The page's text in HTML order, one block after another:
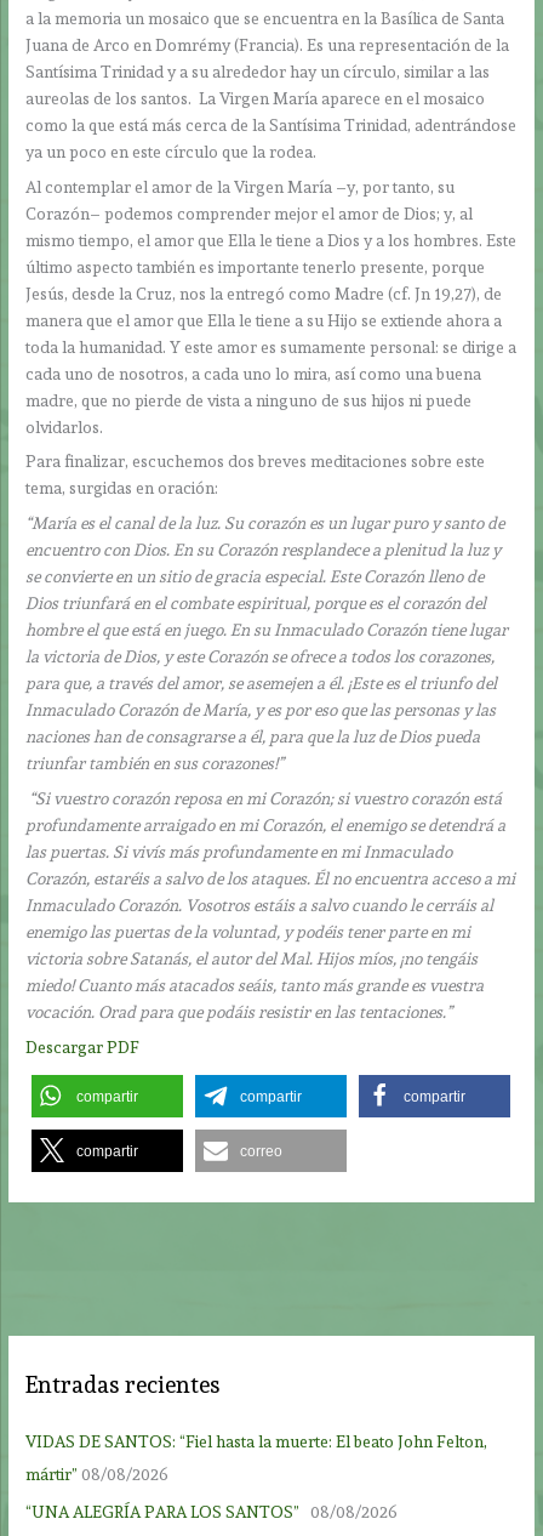
a la memoria un mosaico que se encuentra en la Basílica de Santa
Juana de Arco en Domrémy (Francia). Es una representación de la
Santísima Trinidad y a su alrededor hay un círculo, similar a las
aureolas de los santos. La Virgen María aparece en el mosaico
como la que está más cerca de la Santísima Trinidad, adentrándose
ya un poco en este círculo que la rodea.
Al contemplar el amor de la Virgen María –y, por tanto, su
Corazón– podemos comprender mejor el amor de Dios; y, al
mismo tiempo, el amor que Ella le tiene a Dios y a los hombres. Este
último aspecto también es importante tenerlo presente, porque
Jesús, desde la Cruz, nos la entregó como Madre (cf. Jn 19,27), de
manera que el amor que Ella le tiene a su Hijo se extiende ahora a
toda la humanidad. Y este amor es sumamente personal: se dirige a
cada uno de nosotros, a cada uno lo mira, así como una buena
madre, que no pierde de vista a ninguno de sus hijos ni puede
olvidarlos.
Para finalizar, escuchemos dos breves meditaciones sobre este
tema, surgidas en oración:
“María es el canal de la luz. Su corazón es un lugar puro y santo de
encuentro con Dios. En su Corazón resplandece a plenitud la luz y
se convierte en un sitio de gracia especial. Este Corazón lleno de
Dios triunfará en el combate espiritual, porque es el corazón del
hombre el que está en juego. En su Inmaculado Corazón tiene lugar
la victoria de Dios, y este Corazón se ofrece a todos los corazones,
para que, a través del amor, se asemejen a él. ¡Este es el triunfo del
Inmaculado Corazón de María, y es por eso que las personas y las
naciones han de consagrarse a él, para que la luz de Dios pueda
triunfar también en sus corazones!”
“Si vuestro corazón reposa en mi Corazón; si vuestro corazón está
profundamente arraigado en mi Corazón, el enemigo se detendrá a
las puertas. Si vivís más profundamente en mi Inmaculado
Corazón, estaréis a salvo de los ataques. Él no encuentra acceso a mi
Inmaculado Corazón. Vosotros estáis a salvo cuando le cerráis al
enemigo las puertas de la voluntad, y podéis tener parte en mi
victoria sobre Satanás, el autor del Mal. Hijos míos, ¡no tengáis
miedo! Cuanto más atacados seáis, tanto más grande es vuestra
vocación. Orad para que podáis resistir en las tentaciones.”
Descargar PDF
compartir compartir compartir
compartir correo
Entradas recientes
VIDAS DE SANTOS: “Fiel hasta la muerte: El beato John Felton,
mártir” 08/08/2026
“UNA ALEGRÍA PARA LOS SANTOS”
08/08/2026